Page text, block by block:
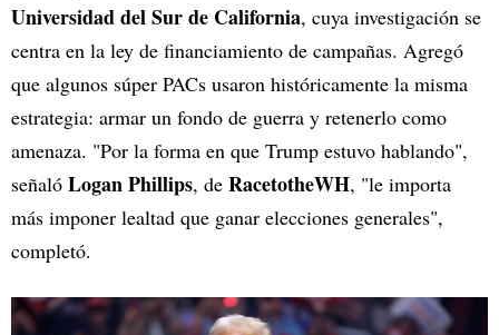
Universidad del Sur de California, cuya investigación se
centra en la ley de financiamiento de campañas. Agregó
que algunos súper PACs usaron históricamente la misma
estrategia: armar un fondo de guerra y retenerlo como
amenaza. "Por la forma en que Trump estuvo hablando",
señaló Logan Phillips, de RacetotheWH, "le importa
más imponer lealtad que ganar elecciones generales",
completó.